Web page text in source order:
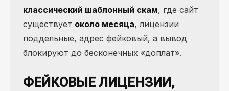
классический шаблонный скам, где сайт
существует около месяца, лицензии
поддельные, адрес фейковый, а вывод
блокируют до бесконечных «доплат».
ФЕЙКОВЫЕ ЛИЦЕНЗИИ,